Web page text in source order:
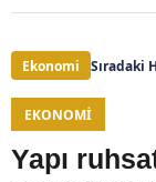
Ekonomi Sıradaki
EKONOMI
Yapı